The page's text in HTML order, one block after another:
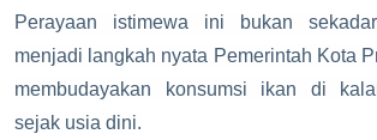
Perayaan istimewa ini bukan
menjadi langkah nyata Pemerintah Kota
membudayakan konsumsi ikan di
sejak usia dini.